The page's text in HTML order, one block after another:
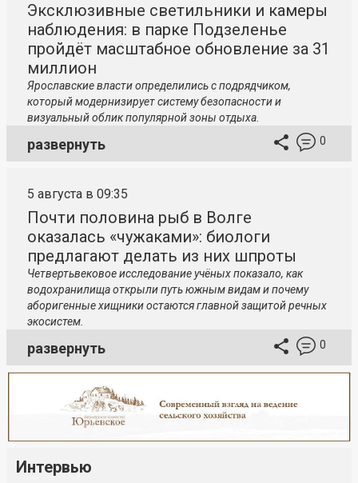
Эксклюзивные светильники и камеры
наблюдения: в парке Подзеленье
пройдёт масштабное обновление за 31
миллион
Ярославские власти определились с подрядчиком,
который модернизирует систему безопасности и
визуальный облик популярной зоны отдыха.
развернуть 0
5 августа в 09:35
Почти половина рыб в Волге
оказалась «чужаками»: биологи
предлагают делать из них шпроты
Четвертьвековое исследование учёных показало, как
водохранилища открыли путь южным видам и почему
аборигенные хищники остаются главной защитой речных
экосистем.
развернуть 0
Интервью